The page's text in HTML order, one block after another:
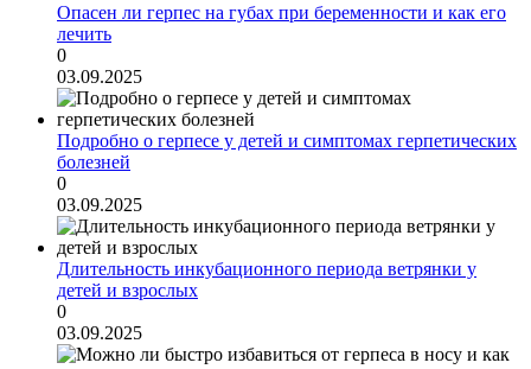
Опасен ли герпес на губах при беременности и как его
лечить
0
03.09.2025
Подробно о герпесе у детей и симптомах герпетических
болезней
0
03.09.2025
Длительность инкубационного периода ветрянки у
детей и взрослых
0
03.09.2025